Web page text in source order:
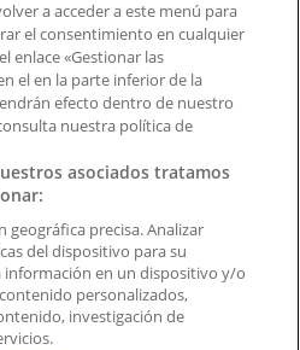
a acceder a este menú para
el consentimiento en cualquier
enlace «Gestionar las
el en la parte inferior de la
efecto dentro de nuestro
nuestra política de
asociados tratamos
geográfica precisa. Analizar
del dispositivo para su
información en un dispositivo y/o
personalizados,
investigación de